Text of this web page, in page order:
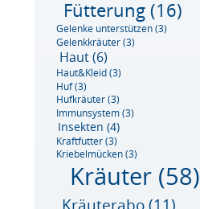
Fütterung (16)
Gelenke unterstützen(3)
Gelenkkräuter(3)
Haut(6)
Haut&Kleid(3)
Huf(3)
Hufkräuter(3)
Immunsystem(3)
Insekten (4)
Kraftfutter(3)
Kriebelmücken(3)
Kräuter (58)
Kräuterabo(11)